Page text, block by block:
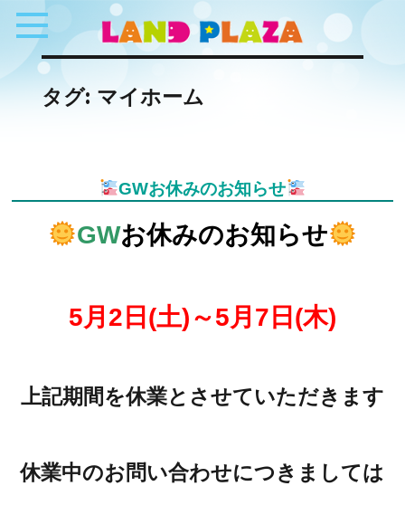
タグ: マイホーム
GWお休みのお知らせ
GWお休みのお知らせ
5月2日(土)～5月7日(木)
上記期間を休業とさせていただきます
休業中のお問い合わせにつきましては